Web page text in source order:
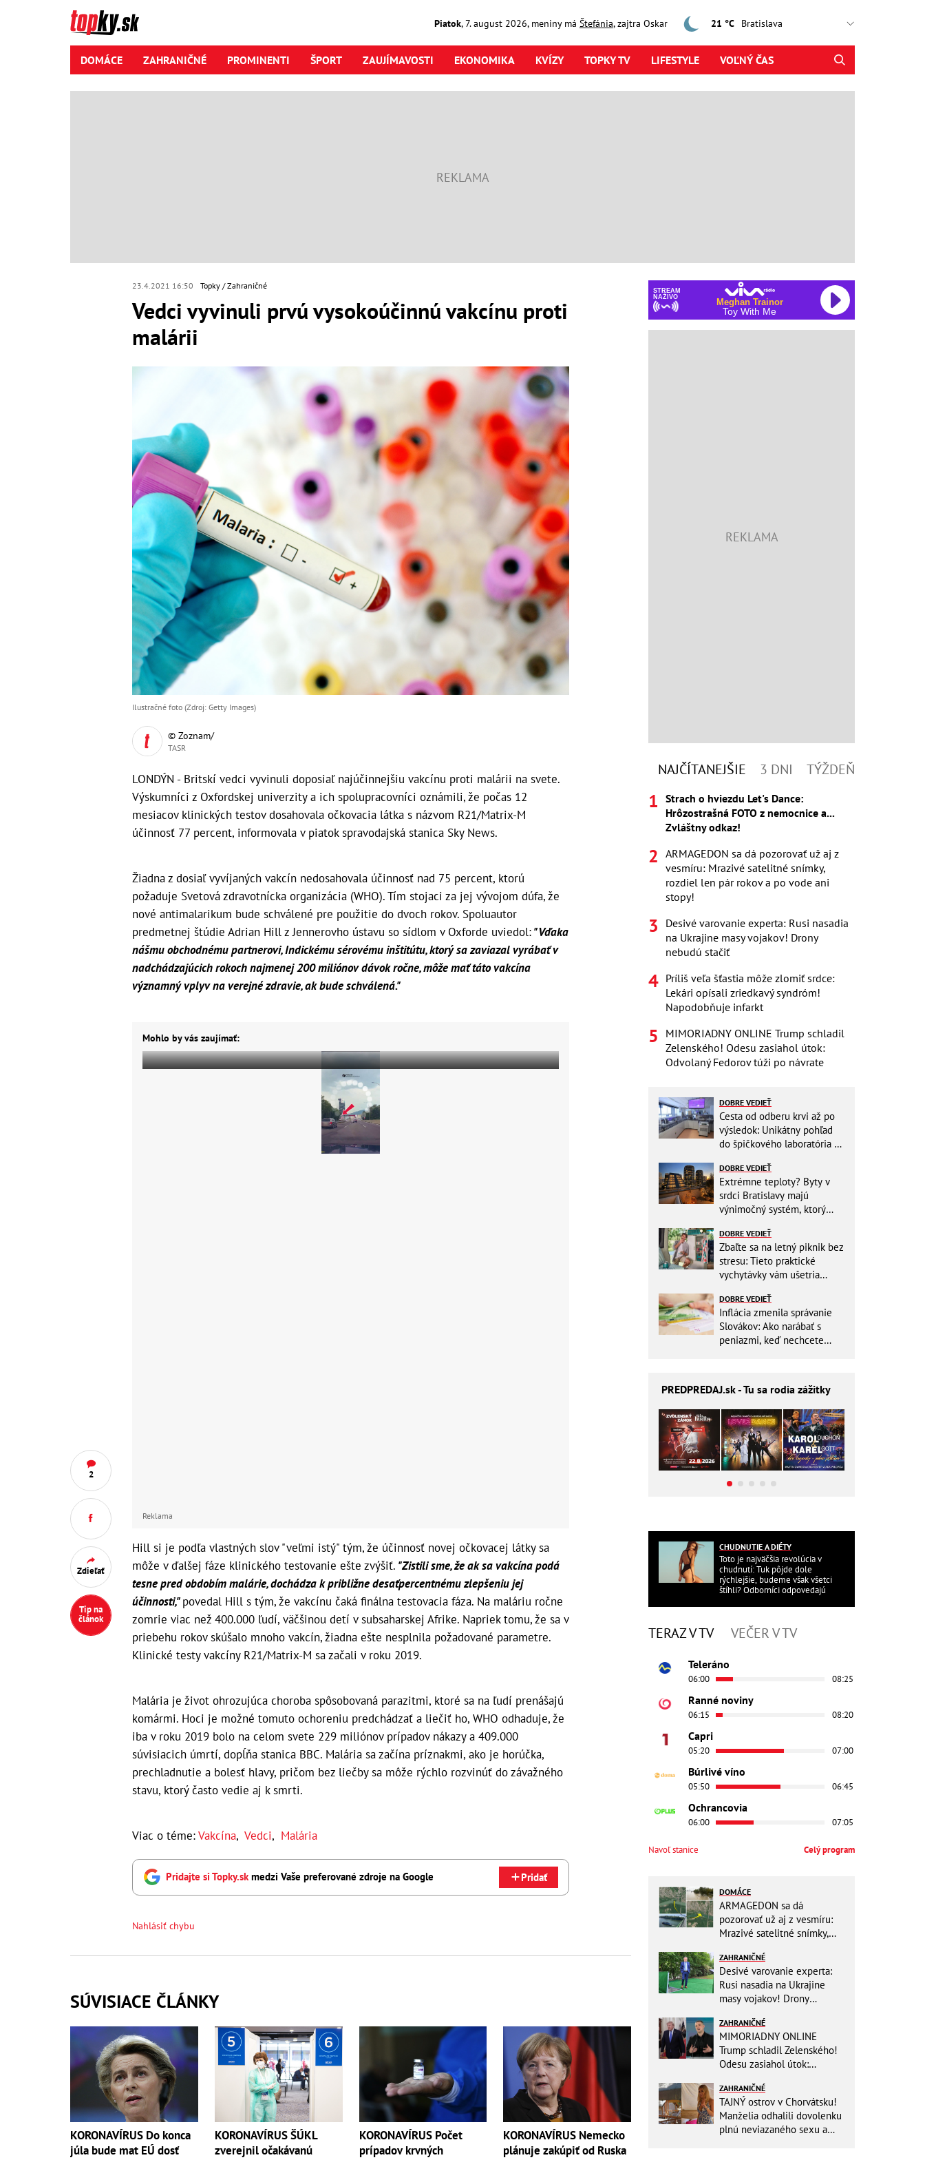
Piatok,7. august2026, meniny má Štefánia, zajtra Oskar 21 °C
DOMÁCE ZAHRANIČNÉ PROMINENTI ŠPORT ZAUJÍMAVOSTI EKONOMIKA KVÍZY TOPKY TV LIFESTYLE VOĽNÝ ČAS
23.4.2021 16:50 Topky Zahraničné
Vedci vyvinuli prvú vysokoúčinnú vakcínu proti
malárii
2
Zdieľať
Tip na
článok
Ilustračné foto (Zdroj: Getty Images)
© Zoznam/
TASR
LONDÝN - Britskí vedci vyvinuli doposiaľ najúčinnejšiu vakcínu proti malárii na svete.
Výskumníci z Oxfordskej univerzity a ich spolupracovníci oznámili, že počas 12
mesiacov klinických testov dosahovala očkovacia látka s názvom R21/Matrix-M
účinnosť 77 percent, informovala v piatok spravodajská stanica Sky News.
Žiadna z dosiaľ vyvíjaných vakcín nedosahovala účinnosť nad 75 percent, ktorú
požaduje Svetová zdravotnícka organizácia (WHO). Tím stojaci za jej vývojom dúfa, že
nové antimalarikum bude schválené pre použitie do dvoch rokov. Spoluautor
predmetnej štúdie Adrian Hill z Jennerovho ústavu so sídlom v Oxforde uviedol:"Vďaka
nášmu obchodnému partnerovi, Indickému sérovému inštitútu, ktorý sa zaviazal vyrábať v
nadchádzajúcich rokoch najmenej 200 miliónov dávok ročne, môže mať táto vakcína
významný vplyv na verejné zdravie, ak bude schválená."
Mohlo by vás zaujímať:
Reklama
Hill si je podľa vlastných slov "veľmi istý" tým, že účinnosť novej očkovacej látky sa
môže v ďalšej fáze klinického testovanie ešte zvýšiť. "Zistili sme, že ak sa vakcína podá
tesne pred obdobím malárie, dochádza k približne desaťpercentnému zlepšeniu jej
účinnosti,"povedal Hill s tým, že vakcínu čaká finálna testovacia fáza. Na maláriu ročne
zomrie viac než 400.000 ľudí, väčšinou detí v subsaharskej Afrike. Napriek tomu, že sa v
priebehu rokov skúšalo mnoho vakcín, žiadna ešte nesplnila požadované parametre.
Klinické testy vakcíny R21/Matrix-M sa začali v roku 2019.
Malária je život ohrozujúca choroba spôsobovaná parazitmi, ktoré sa na ľudí prenášajú
komármi. Hoci je možné tomuto ochoreniu predchádzať a liečiť ho, WHO odhaduje, že
iba v roku 2019 bolo na celom svete 229 miliónov prípadov nákazy a 409.000
súvisiacich úmrtí, dopĺňa stanica BBC. Malária sa začína príznakmi, ako je horúčka,
prechladnutie a bolesť hlavy, pričom bez liečby sa môže rýchlo rozvinúť do závažného
stavu, ktorý často vedie aj k smrti.
Viac o téme:Vakcína, Vedci, Malária
Pridajte si Topky.skmedzi Vaše preferované zdroje na Google Pridať
Nahlásiť chybu
SÚVISIACE ČLÁNKY
KORONAVÍRUS Do konca
júla bude mat EÚ dosť
KORONAVÍRUS ŠÚKL
zverejnil očakávanú
KORONAVÍRUS Počet
prípadov krvných
KORONAVÍRUS Nemecko
plánuje zakúpiť od Ruska
STREAM
NAŽIVO
Meghan Trainor
Toy With Me
NAJČÍTANEJŠIE 3 DNI TÝŽDEŇ
Strach o hviezdu Let's Dance:
Hrôzostrašná FOTO z nemocnice a...
Zvláštny odkaz!
ARMAGEDON sa dá pozorovať už aj z
vesmíru: Mrazivé satelitné snímky,
rozdiel len pár rokov a po vode ani
stopy!
Desivé varovanie experta: Rusi nasadia
na Ukrajine masy vojakov! Drony
nebudú stačiť
Príliš veľa šťastia môže zlomiť srdce:
Lekári opísali zriedkavý syndróm!
Napodobňuje infarkt
MIMORIADNY ONLINE Trump schladil
Zelenského! Odesu zasiahol útok:
Odvolaný Fedorov túži po návrate
DOBRE VEDIEŤ
Cesta od odberu krvi až po
výsledok: Unikátny pohľad
do špičkového laboratória na
DOBRE VEDIEŤ
Extrémne teploty? Byty v
srdci Bratislavy majú
výnimočný systém, ktorý
DOBRE VEDIEŤ
Zbaľte sa na letný piknik bez
stresu: Tieto praktické
vychytávky vám ušetria
DOBRE VEDIEŤ
Inflácia zmenila správanie
Slovákov: Ako narábať s
peniazmi, keď nechcete
PREDPREDAJ.sk - Tu sa rodia zážitky
CHUDNUTIE A DIÉTY
Toto je najväčšia revolúcia v
chudnutí: Tuk pôjde dole
rýchlejšie, budeme však všetci
štíhli? Odborníci odpovedajú
TERAZ V TV VEČER V TV
Teleráno
06:00 08:25
Ranné noviny
06:15 08:20
Capri
05:20 07:00
Búrlivé víno
05:50 06:45
Ochrancovia
06:00 07:05
Navoľ stanice Celý program
DOMÁCE
ARMAGEDON sa dá
pozorovať už aj z vesmíru:
Mrazivé satelitné snímky,
vode ani stopy!
ZAHRANIČNÉ
Desivé varovanie experta:
Rusi nasadia na Ukrajine
masy vojakov! Drony
ZAHRANIČNÉ
MIMORIADNY ONLINE
Trump schladil Zelenského!
Odesu zasiahol útok:
návrate
ZAHRANIČNÉ
TAJNÝ ostrov v Chorvátsku!
Manželia odhalili dovolenku
plnú neviazaného sexu a